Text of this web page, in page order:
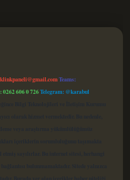
Teams:
0262 606 0 726Telegram: @karabul